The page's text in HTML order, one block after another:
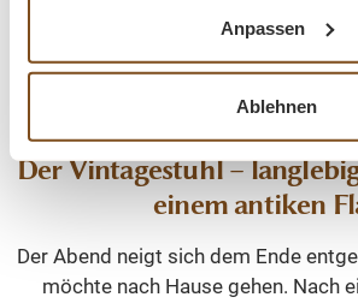
Anpassen
Ablehnen
Der Vintagestuhl –
einem antiken
Der Abend neigt sich dem Ende
möchte nach Hause gehen. Nach